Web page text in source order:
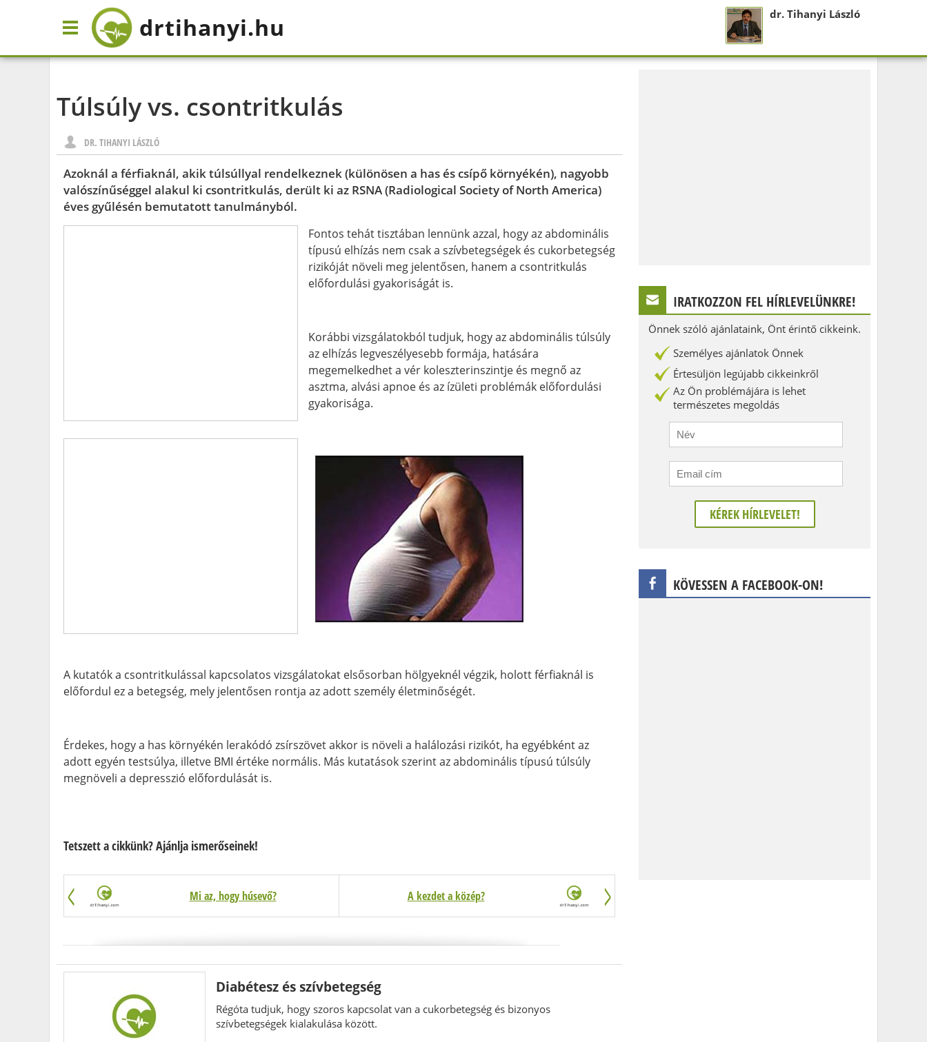
drtihanyi.hu dr. Tihanyi László
Túlsúly vs. csontritkulás
DR. TIHANYI LÁSZLÓ
Azoknál a férfiaknál, akik túlsúllyal rendelkeznek (különösen a has és csípő környékén), nagyobb
valószínűséggel alakul ki csontritkulás, derült ki az RSNA (Radiological Society of North America)
éves gyűlésén bemutatott tanulmányból.
Fontos tehát tisztában lennünk azzal, hogy az abdominális
típusú elhízás nem csak a szívbetegségek és cukorbetegség
rizikóját növeli meg jelentősen, hanem a csontritkulás
előfordulási gyakoriságát is.
Korábbi vizsgálatokból tudjuk, hogy az abdominális túlsúly
az elhízás legveszélyesebb formája, hatására
megemelkedhet a vér koleszterinszintje és megnő az
asztma, alvási apnoe és az ízületi problémák előfordulási
gyakorisága.
A kutatók a csontritkulással kapcsolatos vizsgálatokat elsősorban hölgyeknél végzik, holott férfiaknál is
előfordul ez a betegség, mely jelentősen rontja az adott személy életminőségét.
Érdekes, hogy a has környékén lerakódó zsírszövet akkor is növeli a halálozási rizikót, ha egyébként az
adott egyén testsúlya, illetve BMI értéke normális. Más kutatások szerint az abdominális típusú túlsúly
megnöveli a depresszió előfordulását is.
Tetszett a cikkünk? Ajánlja ismerőseinek!
Mi az, hogy húsevő? A kezdet a közép?
Diabétesz és szívbetegség
Régóta tudjuk, hogy szoros kapcsolat van a cukorbetegség és bizonyos
szívbetegségek kialakulása között.
IRATKOZZON FEL HÍRLEVELÜNKRE!
Önnek szóló ajánlataink, Önt érintő cikkeink.
Személyes ajánlatok Önnek
Értesüljön legújabb cikkeinkről
Az Ön problémájára is lehet
természetes megoldás
KÖVESSEN A FACEBOOK-ON!